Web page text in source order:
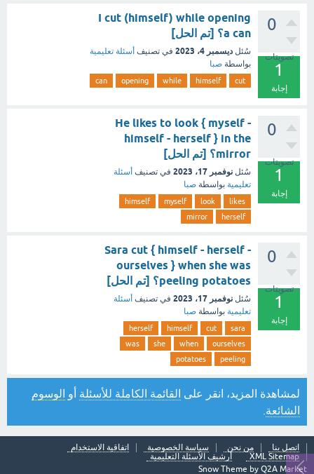
0
تصويتات
1
إجابة
I cut (himself) while opening
a can؟ [تم الحل]
سُئل ديسمبر 4، 2023 في تصنيف أسئلة تعليمية
بواسطة صبا
cut
himself
while
opening
can
0
تصويتات
1
إجابة
He likes to look { myself -
himself - herself } in the
mirror؟ [تم الحل]
سُئل نوفمبر 17، 2023 في تصنيف أسئلة
تعليمية بواسطة صبا
likes
look
myself
himself
herself
mirror
0
تصويتات
1
إجابة
Sara cut { himself - herself -
ourselves } when she was
peeling potatoes؟ [تم الحل]
سُئل نوفمبر 17، 2023 في تصنيف أسئلة
تعليمية بواسطة صبا
sara
cut
himself
herself
ourselves
when
she
was
peeling
potatoes
لمشاهدة المزيد، انقر على القائمة الكاملة للأسئلة أو الوسوم
الشائعة
اتصل بنا من نحن سياسة الخصوصية
اتفاقية الاستخدام
XML Sitemap
أرشيف الأسئلة التعليمية
Snow Theme by Q2A Market